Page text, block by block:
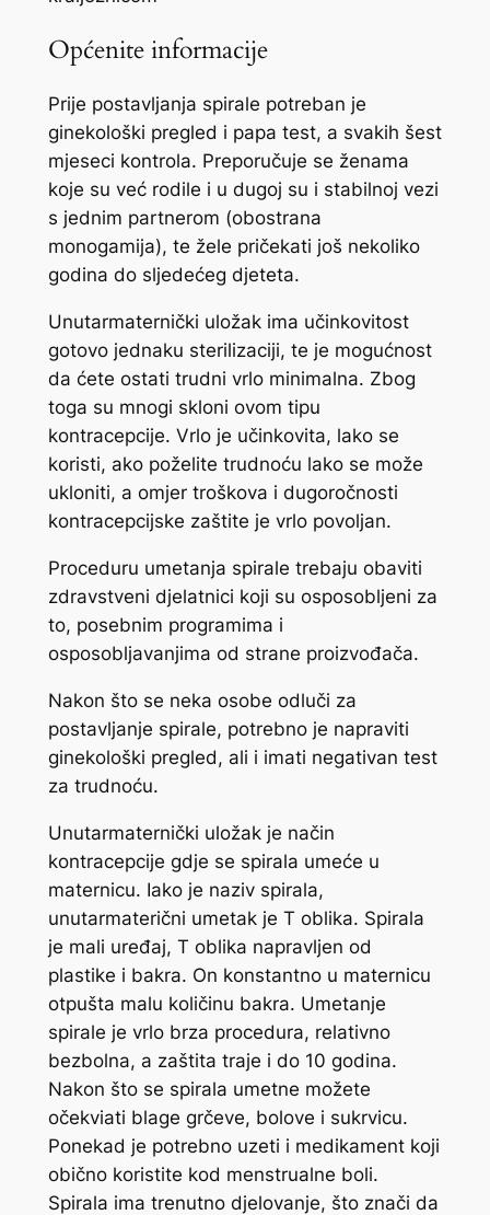
Općenite informacije
Prije postavljanja spirale potreban je
ginekološki pregled i papa test, a svakih šest
mjeseci kontrola. Preporučuje se ženama
koje su već rodile i u dugoj su i stabilnoj vezi
s jednim partnerom (obostrana
monogamija), te žele pričekati još nekoliko
godina do sljedećeg djeteta.
Unutarmaternički uložak ima učinkovitost
gotovo jednaku sterilizaciji, te je mogućnost
da ćete ostati trudni vrlo minimalna. Zbog
toga su mnogi skloni ovom tipu
kontracepcije. Vrlo je učinkovita, lako se
koristi, ako poželite trudnoću lako se može
ukloniti, a omjer troškova i dugoročnosti
kontracepcijske zaštite je vrlo povoljan.
Proceduru umetanja spirale trebaju obaviti
zdravstveni djelatnici koji su osposobljeni za
to, posebnim programima i
osposobljavanjima od strane proizvođača.
Nakon što se neka osobe odluči za
postavljanje spirale, potrebno je napraviti
ginekološki pregled, ali i imati negativan test
za trudnoću.
Unutarmaternički uložak je način
kontracepcije gdje se spirala umeće u
maternicu. Iako je naziv spirala,
unutarmaterični umetak je T oblika. Spirala
je mali uređaj, T oblika napravljen od
plastike i bakra. On konstantno u maternicu
otpušta malu količinu bakra. Umetanje
spirale je vrlo brza procedura, relativno
bezbolna, a zaštita traje i do 10 godina.
Nakon što se spirala umetne možete
očekviati blage grčeve, bolove i sukrvicu.
Ponekad je potrebno uzeti i medikament koji
obično koristite kod menstrualne boli.
Spirala ima trenutno djelovanje, što znači da